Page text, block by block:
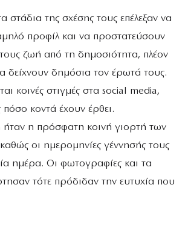
στάδια της σχέσης τους επέλεξαν να
προφίλ και να προστατεύσουν
ζωή από τη δημοσιότητα, πλέον
δείχνουν δημόσια τον έρωτά τους.
κοινές στιγμές στα social media,
κοντά έχουν έρθει.
ήταν η πρόσφατη κοινή γιορτή των
οι ημερομηνίες γέννησής τους
ημέρα. Οι φωτογραφίες και τα
τότε πρόδιδαν την ευτυχία που